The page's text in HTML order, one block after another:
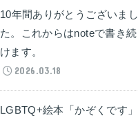
10年間ありがとうございまし
た。これからはnoteで書き続
けます。
2026.03.18
LGBTQ+絵本「かぞくです」